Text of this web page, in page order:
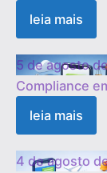
leia mais
5 de agosto
Compliance
leia mais
4 de agosto